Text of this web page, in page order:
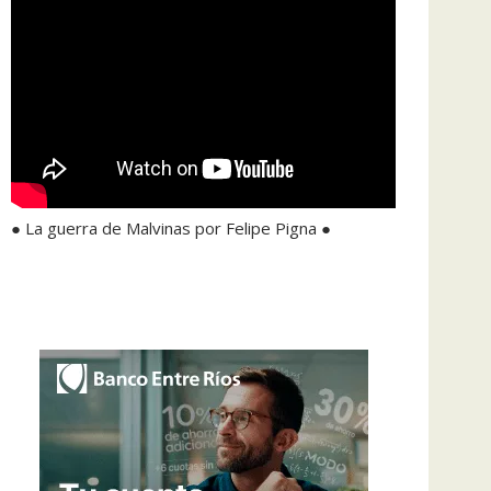
● La guerra de Malvinas por Felipe Pigna ●